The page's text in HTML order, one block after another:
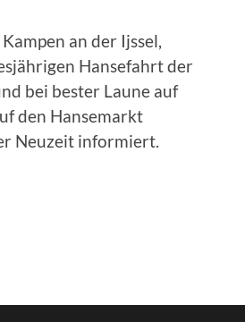
an der Ijssel,
Hansefahrt der
bei bester Laune auf
den Hansemarkt
Neuzeit informiert.